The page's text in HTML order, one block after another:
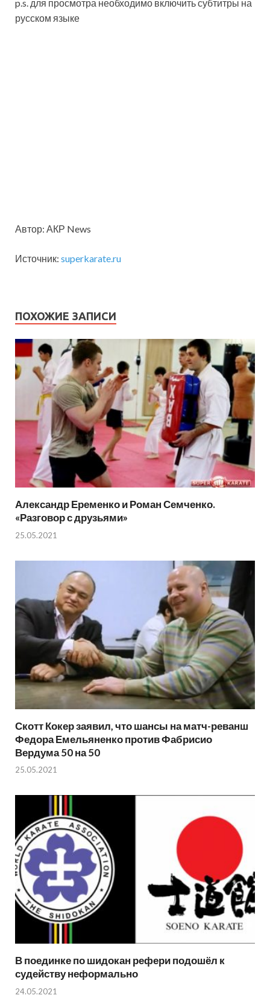
p.s. для просмотра необходимо включить субтитры на
русском языке
Автор: АКР News
Источник: superkarate.ru
ПОХОЖИЕ ЗАПИСИ
Александр Еременко и Роман Семченко.
«Разговор с друзьями»
25.05.2021
Скотт Кокер заявил, что шансы на матч-реванш
Федора Емельяненко против Фабрисио
Вердума 50 на 50
25.05.2021
В поединке по шидокан рефери подошёл к
судейству неформально
24.05.2021